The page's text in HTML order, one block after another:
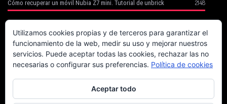
Cómo recuperar un móvil Nubia Z7 mini. Tutorial de unbrick 2148
real)
1752
Canon EOS 70D. La fiera del enfoque. 1702
Forge)
1625
Utilizamos cookies propias y de terceros para garantizar el
funcionamiento de la web, medir su uso y mejorar nuestros
servicios. Puede aceptar todas las cookies, rechazar las no
necesarias o configurar sus preferencias. Política de cookies
Aceptar todo